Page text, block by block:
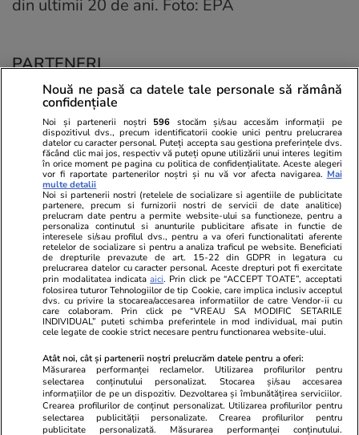
din ultimii 20 de ani. Foto: EPA
PARTENERI
Viva.ro
"Nici acum nu îi știu bine. Nu îi știu familia".
A tăcut luni întregi, dar acum Gina Matache a
spus adevărul despre relația cu ginerele ei,
Radu Siffr...
Unica.ro
Nu și ei! S-au
căsnicie! Cei doi
secret. Nimeni
motiv al
© 2026 Ringier Romania. Toate drepturile rezervate
Nouă ne pasă ca datele tale personale să rămână
confidențiale
Noi și partenerii noștri 596 stocăm și/sau accesăm informații pe
dispozitivul dvs., precum identificatorii cookie unici pentru prelucrarea
datelor cu caracter personal. Puteți accepta sau gestiona preferințele dvs.
făcând clic mai jos, respectiv vă puteți opune utilizării unui interes legitim
în orice moment pe pagina cu politica de confidențialitate. Aceste alegeri
vor fi raportate partenerilor noștri și nu vă vor afecta navigarea. Mai
multe detalii
Noi si partenerii nostri (retelele de socializare si agentiile de publicitate
partenere, precum si furnizorii nostri de servicii de date analitice)
prelucram date pentru a permite website-ului sa functioneze, pentru a
personaliza continutul si anunturile publicitare afisate in functie de
interesele si/sau profilul dvs., pentru a va oferi functionalitati aferente
retelelor de socializare si pentru a analiza traficul pe website. Beneficiati
de drepturile prevazute de art. 15-22 din GDPR in legatura cu
prelucrarea datelor cu caracter personal. Aceste drepturi pot fi exercitate
prin modalitatea indicataaici. Prin click pe “ACCEPT TOATE”, acceptati
folosirea tuturor Tehnologiilor de tip Cookie, care implica inclusiv acceptul
dvs. cu privire la stocarea/accesarea informatiilor de catre Vendor-ii cu
care colaboram. Prin click pe “VREAU SA MODIFIC SETARILE
INDIVIDUAL” puteti schimba preferintele in mod individual, mai putin
cele legate de cookie strict necesare pentru functionarea website-ului.
Atât noi, cât și partenerii noștri prelucrăm datele pentru a oferi:
Măsurarea performanței reclamelor. Utilizarea profilurilor pentru
selectarea conținutului personalizat. Stocarea și/sau accesarea
informațiilor de pe un dispozitiv. Dezvoltarea și îmbunătățirea serviciilor.
Crearea profilurilor de conținut personalizat. Utilizarea profilurilor pentru
selectarea publicității personalizate. Crearea profilurilor pentru
publicitate personalizată. Măsurarea performanței conținutului.